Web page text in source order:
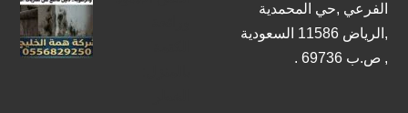
الفرعي ,حي المحمدية
,الرياض 11586 السعودية
, ص.ب 69736 .